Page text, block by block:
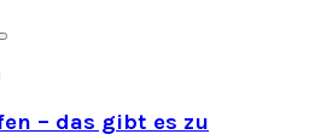
– das gibt es zu